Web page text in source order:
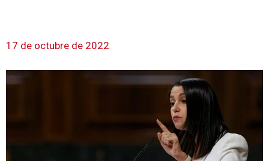
17 de octubre de 2022